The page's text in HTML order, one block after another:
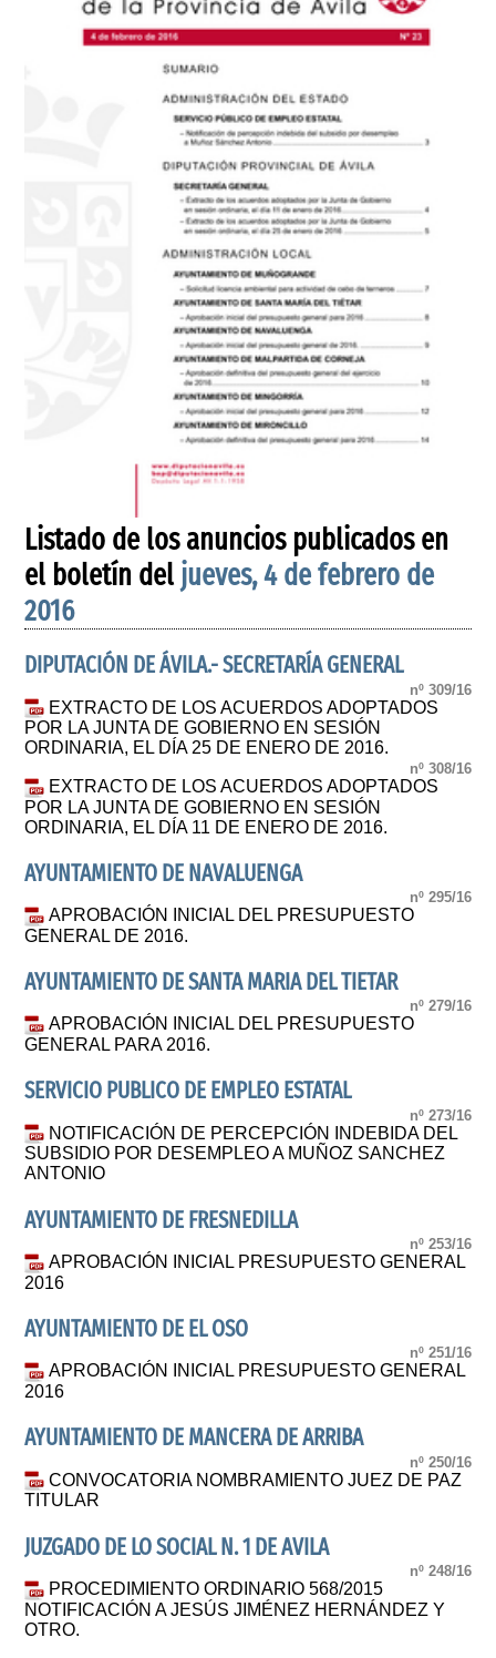
Listado de los anuncios publicados en
el boletín del jueves, 4 de febrero de
2016
DIPUTACIÓN DE ÁVILA.- SECRETARÍA GENERAL
nº 309/16
EXTRACTO DE LOS ACUERDOS ADOPTADOS
POR LA JUNTA DE GOBIERNO EN SESIÓN
ORDINARIA, EL DÍA 25 DE ENERO DE 2016.
nº 308/16
EXTRACTO DE LOS ACUERDOS ADOPTADOS
POR LA JUNTA DE GOBIERNO EN SESIÓN
ORDINARIA, EL DÍA 11 DE ENERO DE 2016.
AYUNTAMIENTO DE NAVALUENGA
nº 295/16
APROBACIÓN INICIAL DEL PRESUPUESTO
GENERAL DE 2016.
AYUNTAMIENTO DE SANTA MARIA DEL TIETAR
nº 279/16
APROBACIÓN INICIAL DEL PRESUPUESTO
GENERAL PARA 2016.
SERVICIO PUBLICO DE EMPLEO ESTATAL
nº 273/16
NOTIFICACIÓN DE PERCEPCIÓN INDEBIDA DEL
SUBSIDIO POR DESEMPLEO A MUÑOZ SANCHEZ
ANTONIO
AYUNTAMIENTO DE FRESNEDILLA
nº 253/16
APROBACIÓN INICIAL PRESUPUESTO GENERAL
2016
AYUNTAMIENTO DE EL OSO
nº 251/16
APROBACIÓN INICIAL PRESUPUESTO GENERAL
2016
AYUNTAMIENTO DE MANCERA DE ARRIBA
nº 250/16
CONVOCATORIA NOMBRAMIENTO JUEZ DE PAZ
TITULAR
JUZGADO DE LO SOCIAL N. 1 DE AVILA
nº 248/16
PROCEDIMIENTO ORDINARIO 568/2015
NOTIFICACIÓN A JESÚS JIMÉNEZ HERNÁNDEZ Y
OTRO.